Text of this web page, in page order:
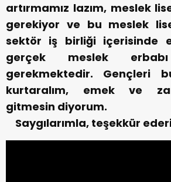
artırmamız lazım, meslek
gerekiyor ve bu meslek
sektör iş birliği içerisinde
gerçek meslek
gerekmektedir. Gençleri
kurtaralım, emek ve
gitmesin diyorum.
Saygılarımla, teşekkür